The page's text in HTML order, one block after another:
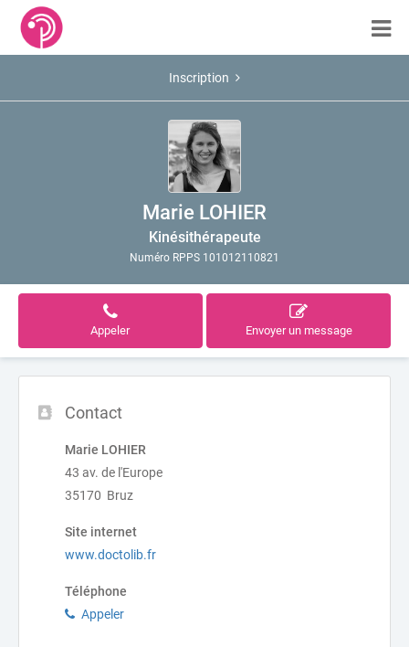
Inscription
Marie LOHIER
Kinésithérapeute
Numéro RPPS 101012110821
Appeler Envoyer un message
Contact
Marie LOHIER
43 av. de l'Europe
35170 Bruz
Site internet
www.doctolib.fr
Téléphone
Appeler